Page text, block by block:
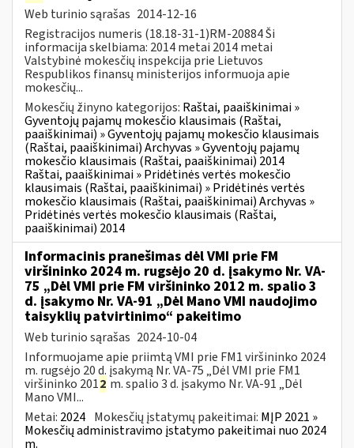
Web turinio sąrašas 2014-12-16
Registracijos numeris (18.18-31-1)RM-20884 Ši
informacija skelbiama: 2014 metai 2014 metai
Valstybinė mokesčių inspekcija prie Lietuvos
Respublikos finansų ministerijos informuoja apie
mokesčių...
Mokesčių žinyno kategorijos: Raštai, paaiškinimai »
Gyventojų pajamų mokesčio klausimais (Raštai,
paaiškinimai) » Gyventojų pajamų mokesčio klausimais
(Raštai, paaiškinimai) Archyvas » Gyventojų pajamų
mokesčio klausimais (Raštai, paaiškinimai) 2014
Raštai, paaiškinimai » Pridėtinės vertės mokesčio
klausimais (Raštai, paaiškinimai) » Pridėtinės vertės
mokesčio klausimais (Raštai, paaiškinimai) Archyvas »
Pridėtinės vertės mokesčio klausimais (Raštai,
paaiškinimai) 2014
Informacinis pranešimas dėl VMI prie FM
viršininko 2024 m. rugsėjo 20 d. įsakymo Nr. VA-
75 „Dėl VMI prie FM viršininko 2012 m. spalio 3
d. įsakymo Nr. VA-91 „Dėl Mano VMI naudojimo
taisyklių patvirtinimo“ pakeitimo
Web turinio sąrašas 2024-10-04
Informuojame apie priimtą VMI prie FM1 viršininko 2024
m. rugsėjo 20 d. įsakymą Nr. VA-75 „Dėl VMI prie FM1
viršininko 2012 m. spalio 3 d. įsakymo Nr. VA-91 „Dėl
Mano VMI...
Metai: 2024 Mokesčių įstatymų pakeitimai: MĮP 2021 »
Mokesčių administravimo įstatymo pakeitimai nuo 2024
m.